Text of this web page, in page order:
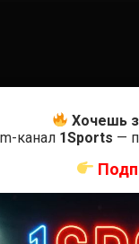
Хочешь
канал 1Sports —